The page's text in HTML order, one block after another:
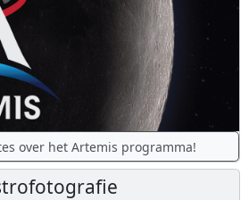
over het Artemis programma!